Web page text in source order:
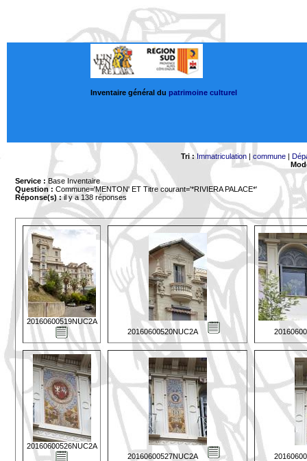
Inventaire général du patrimoine culturel
Tri : Immatriculation |commune |
Service : Base Inventaire
Question : Commune='MENTON' ET Titre courant='*RIVIERA PALACE*'
Réponse(s) :il y a 138 réponses
20160600519NUC2A
20160600520NUC2A
20160600526NUC2A
20160600527NUC2A